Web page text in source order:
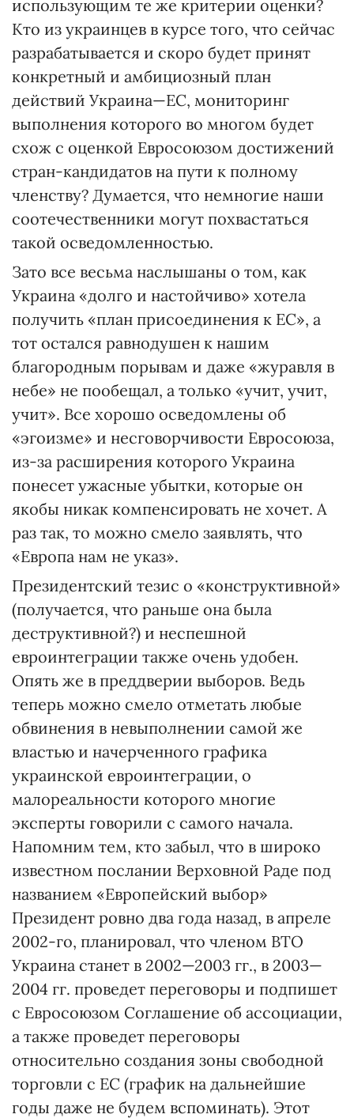
использующим те же критерии оценки?
Кто из украинцев в курсе того, что сейчас
разрабатывается и скоро будет принят
конкретный и амбициозный план
действий Украина—ЕС, мониторинг
выполнения которого во многом будет
схож с оценкой Евросоюзом достижений
стран-кандидатов на пути к полному
членству? Думается, что немногие наши
соотечественники могут похвастаться
такой осведомленностью.
Зато все весьма наслышаны о том, как
Украина «долго и настойчиво» хотела
получить «план присоединения к ЕС», а
тот остался равнодушен к нашим
благородным порывам и даже «журавля в
небе» не пообещал, а только «учит, учит,
учит». Все хорошо осведомлены об
«эгоизме» и несговорчивости Евросоюза,
из-за расширения которого Украина
понесет ужасные убытки, которые он
якобы никак компенсировать не хочет. А
раз так, то можно смело заявлять, что
«Европа нам не указ».
Президентский тезис о «конструктивной»
(получается, что раньше она была
деструктивной?) и неспешной
евроинтеграции также очень удобен.
Опять же в преддверии выборов. Ведь
теперь можно смело отметать любые
обвинения в невыполнении самой же
властью и начерченного графика
украинской евроинтеграции, о
малореальности которого многие
эксперты говорили с самого начала.
Напомним тем, кто забыл, что в широко
известном послании Верховной Раде под
названием «Европейский выбор»
Президент ровно два года назад, в апреле
2002-го, планировал, что членом ВТО
Украина станет в 2002—2003 гг., в 2003—
2004 гг. проведет переговоры и подпишет
с Евросоюзом Соглашение об ассоциации,
а также проведет переговоры
относительно создания зоны свободной
торговли с ЕС (график на дальнейшие
годы даже не будем вспоминать). Этот